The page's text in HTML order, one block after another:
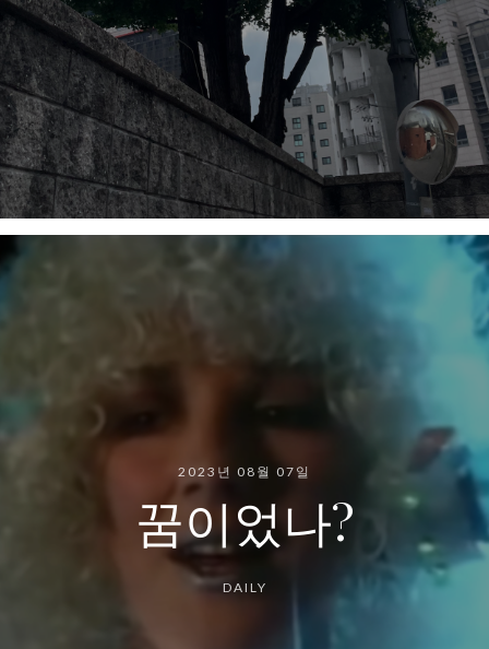
2023년 08월 07일
꿈이었나?
DAILY